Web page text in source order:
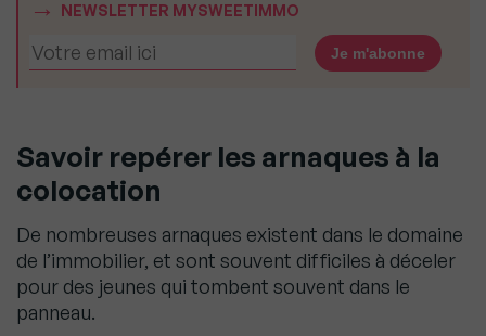
NEWSLETTER MYSWEETIMMO
Savoir repérer les arnaques à la
colocation
De nombreuses arnaques existent dans le domaine
de l’immobilier, et sont souvent difficiles à déceler
pour des jeunes qui tombent souvent dans le
panneau.